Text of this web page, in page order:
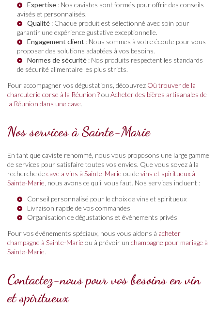
Expertise : Nos cavistes sont formés pour offrir des conseils
avisés et personnalisés.
Qualité : Chaque produit est sélectionné avec soin pour
garantir une expérience gustative exceptionnelle.
Engagement client : Nous sommes à votre écoute pour vous
proposer des solutions adaptées à vos besoins.
Normes de sécurité : Nos produits respectent les standards
de sécurité alimentaire les plus stricts.
Pour accompagner vos dégustations, découvrez Où trouver de la
charcuterie corse à la Réunion ?ou Acheter des bières artisanales de
la Réunion dans une cave.
Nos services à Sainte-Marie
En tant que caviste renommé, nous vous proposons une large gamme
de services pour satisfaire toutes vos envies. Que vous soyez à la
recherche de cave a vins à Sainte-Marie ou de vins et spiritueux à
Sainte-Marie , nous avons ce qu'il vous faut. Nos services incluent :
Conseil personnalisé pour le choix de vins et spiritueux
Livraison rapide de vos commandes
Organisation de dégustations et événements privés
Pour vos événements spéciaux, nous vous aidons à acheter
champagne à Sainte-Marie ou à prévoir un champagne pour mariage à
Sainte-Marie.
Contactez-nous pour vos besoins en vin
et spiritueux